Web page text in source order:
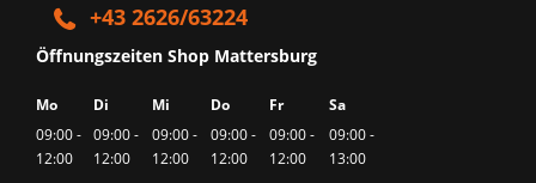
+43 2626/63224
Öffnungszeiten Shop Mattersburg
Mo Di Mi Do Fr
Sa
09:00 -
12:00
09:00 -
12:00
09:00 -
12:00
09:00 -
12:00
09:00 -
12:00
09:00 -
13:00